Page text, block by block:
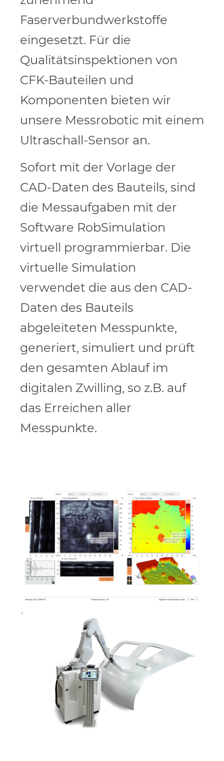
Faserverbundwerkstoffe
eingesetzt. Für die
Qualitätsinspektionen von
CFK-Bauteilen und
Komponenten bieten wir
unsere Messrobotic mit einem
Ultraschall-Sensor an.
Sofort mit der Vorlage der
CAD-Daten des Bauteils, sind
die Messaufgaben mit der
Software RobSimulation
virtuell programmierbar. Die
virtuelle Simulation
verwendet die aus den CAD-
Daten des Bauteils
abgeleiteten Messpunkte,
generiert, simuliert und prüft
den gesamten Ablauf im
digitalen Zwilling, so z.B. auf
das Erreichen aller
Messpunkte.